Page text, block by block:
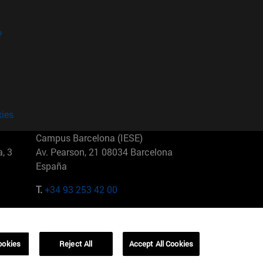
3
Campus Barcelona (IESE)
Av. Pearson, 21 08034 Barcelona
España
T.+34 93 253 42 00
01321001 Bela Vista Brasil
Reject All Accept All Cookies